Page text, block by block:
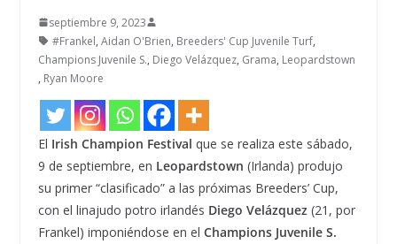
septiembre 9, 2023
#Frankel, Aidan O'Brien, Breeders' Cup Juvenile Turf,
Champions Juvenile S., Diego Velázquez, Grama, Leopardstown
, Ryan Moore
El Irish Champion Festival que se realiza este sábado,
9 de septiembre, en Leopardstown (Irlanda) produjo
su primer “clasificado” a las próximas Breeders’ Cup,
con el linajudo potro irlandés Diego Velázquez (21, por
Frankel) imponiéndose en el Champions Juvenile S.